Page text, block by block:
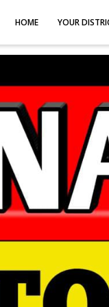
HOME YOUR